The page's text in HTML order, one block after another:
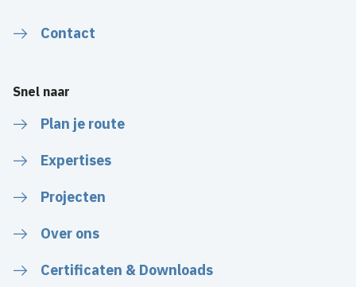
Contact
Snel naar
Plan je route
Expertises
Projecten
Over ons
Certificaten & Downloads